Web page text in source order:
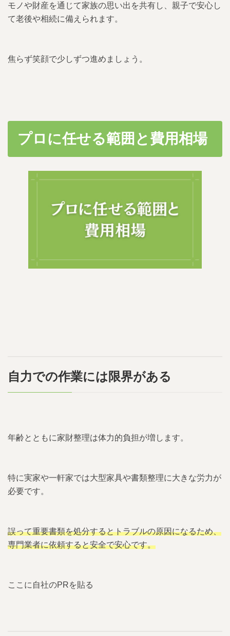
モノや財産を通じて家族の思い出を共有し、親子で安心し
て老後や相続に備えられます。
焦らず笑顔で少しずつ進めましょう。
プロに任せる範囲と費用相場
自力での作業には限界がある
年齢とともに家財整理は体力的負担が増します。
特に実家や一軒家では大型家具や書類整理に大きな労力が
必要です。
誤って重要書類を処分するとトラブルの原因になるため、
専門業者に依頼すると安全で安心です。
ここに自社のPRを貼る